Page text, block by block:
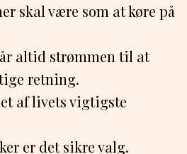
skal være som at køre på
altid strømmen til at
retning.
af livets vigtigste
er det sikre valg.